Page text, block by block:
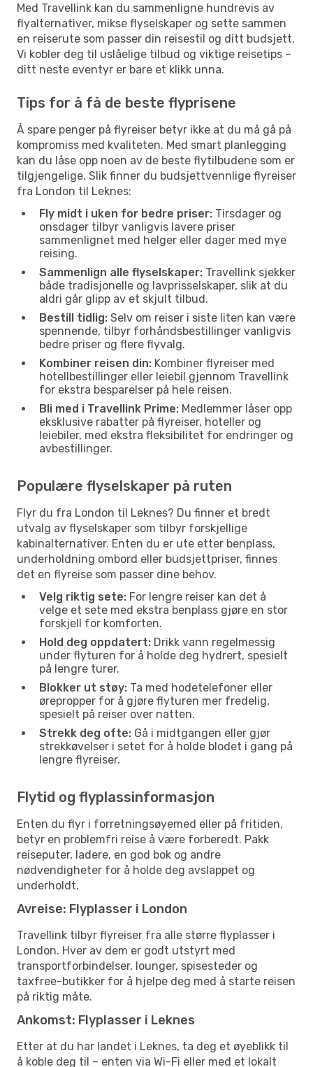
Med Travellink kan du sammenligne hundrevis av
flyalternativer, mikse flyselskaper og sette sammen
en reiserute som passer din reisestil og ditt budsjett.
Vi kobler deg til uslåelige tilbud og viktige reisetips –
ditt neste eventyr er bare et klikk unna.
Tips for å få de beste flyprisene
Å spare penger på flyreiser betyr ikke at du må gå på
kompromiss med kvaliteten. Med smart planlegging
kan du låse opp noen av de beste flytilbudene som er
tilgjengelige. Slik finner du budsjettvennlige flyreiser
fra London til Leknes:
Fly midt i uken for bedre priser: Tirsdager og
onsdager tilbyr vanligvis lavere priser
sammenlignet med helger eller dager med mye
reising.
Sammenlign alle flyselskaper: Travellink sjekker
både tradisjonelle og lavprisselskaper, slik at du
aldri går glipp av et skjult tilbud.
Bestill tidlig: Selv om reiser i siste liten kan være
spennende, tilbyr forhåndsbestillinger vanligvis
bedre priser og flere flyvalg.
Kombiner reisen din: Kombiner flyreiser med
hotellbestillinger eller leiebil gjennom Travellink
for ekstra besparelser på hele reisen.
Bli med i Travellink Prime: Medlemmer låser opp
eksklusive rabatter på flyreiser, hoteller og
leiebiler, med ekstra fleksibilitet for endringer og
avbestillinger.
Populære flyselskaper på ruten
Flyr du fra London til Leknes? Du finner et bredt
utvalg av flyselskaper som tilbyr forskjellige
kabinalternativer. Enten du er ute etter benplass,
underholdning ombord eller budsjettpriser, finnes
det en flyreise som passer dine behov.
Velg riktig sete: For lengre reiser kan det å
velge et sete med ekstra benplass gjøre en stor
forskjell for komforten.
Hold deg oppdatert: Drikk vann regelmessig
under flyturen for å holde deg hydrert, spesielt
på lengre turer.
Blokker ut støy: Ta med hodetelefoner eller
ørepropper for å gjøre flyturen mer fredelig,
spesielt på reiser over natten.
Strekk deg ofte: Gå i midtgangen eller gjør
strekkøvelser i setet for å holde blodet i gang på
lengre flyreiser.
Flytid og flyplassinformasjon
Enten du flyr i forretningsøyemed eller på fritiden,
betyr en problemfri reise å være forberedt. Pakk
reiseputer, ladere, en god bok og andre
nødvendigheter for å holde deg avslappet og
underholdt.
Avreise: Flyplasser i London
Travellink tilbyr flyreiser fra alle større flyplasser i
London. Hver av dem er godt utstyrt med
transportforbindelser, lounger, spisesteder og
taxfree-butikker for å hjelpe deg med å starte reisen
på riktig måte.
Ankomst: Flyplasser i Leknes
Etter at du har landet i Leknes, ta deg et øyeblikk til
å koble deg til – enten via Wi-Fi eller med et lokalt